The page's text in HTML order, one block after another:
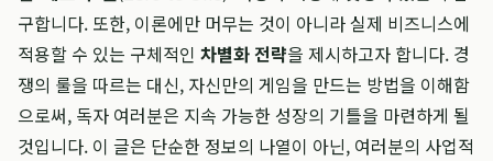
구합니다. 또한, 이론에만 머무는 것이 아니라 실제 비즈니스에
적용할 수 있는 구체적인 차별화 전략을 제시하고자 합니다. 경
쟁의 룰을 따르는 대신, 자신만의 게임을 만드는 방법을 이해함
으로써, 독자 여러분은 지속 가능한 성장의 기틀을 마련하게 될
것입니다. 이 글은 단순한 정보의 나열이 아닌, 여러분의 사업적